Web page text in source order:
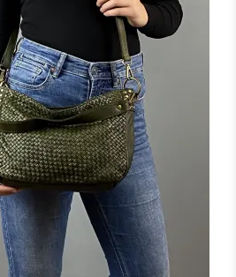
NOIR
CAMEL
F
ROUGE
à mon panier !